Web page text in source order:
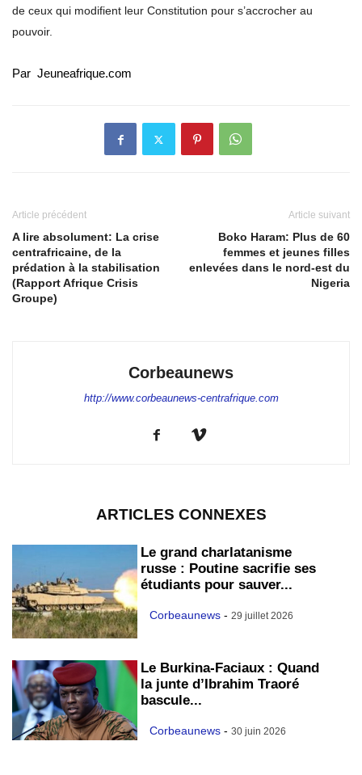
de ceux qui modifient leur Constitution pour s’accrocher au
pouvoir.
Par Jeuneafrique.com
Article précédent
A lire absolument: La crise
centrafricaine, de la
prédation à la stabilisation
(Rapport Afrique Crisis
Groupe)
Article suivant
Boko Haram: Plus de 60
femmes et jeunes filles
enlevées dans le nord-est du
Nigeria
Corbeaunews
http://www.corbeaunews-centrafrique.com
ARTICLES CONNEXES
Le grand charlatanisme
russe : Poutine sacrifie ses
étudiants pour sauver...
Corbeaunews - 29 juillet 2026
Le Burkina-Faciaux : Quand
la junte d’Ibrahim Traoré
bascule...
Corbeaunews - 30 juin 2026